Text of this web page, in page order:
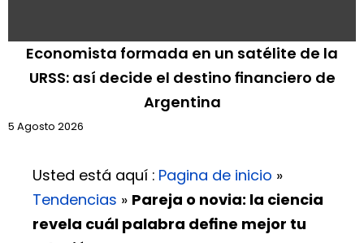
Economista formada en un satélite de la
URSS: así decide el destino financiero de
Argentina
5 Agosto 2026
Usted está aquí : Pagina de inicio »
Tendencias » Pareja o novia: la ciencia
revela cuál palabra define mejor tu